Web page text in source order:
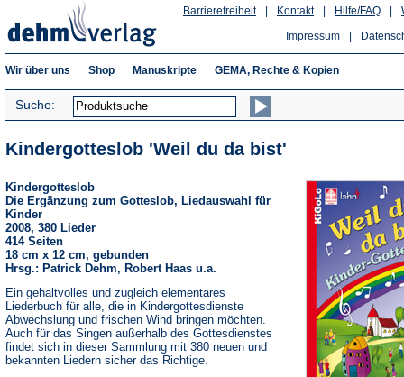
Hilfe/FAQ
Kontakt
Barrierefreiheit
Impressum
Wir über uns Shop Manuskripte GEMA, Rechte & Kopien
Suche:
Kindergotteslob 'Weil du da bist'
Kindergotteslob
Die Ergänzung zum Gotteslob, Liedauswahl für
Kinder
2008, 380 Lieder
414 Seiten
18 cm x 12 cm, gebunden
Hrsg.: Patrick Dehm, Robert Haas u.a.
Ein gehaltvolles und zugleich elementares
Liederbuch für alle, die in Kindergottesdienste
Abwechslung und frischen Wind bringen möchten.
Auch für das Singen außerhalb des Gottesdienstes
findet sich in dieser Sammlung mit 380 neuen und
bekannten Liedern sicher das Richtige.